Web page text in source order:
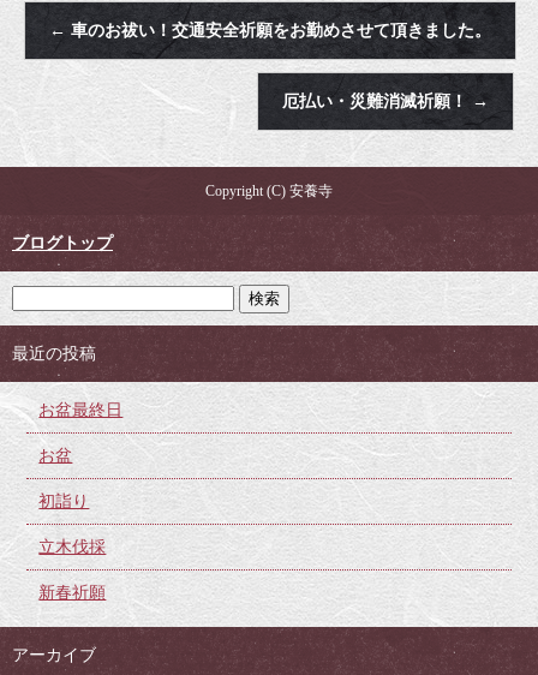
← 車のお祓い！交通安全祈願をお勤めさせて頂きました。
厄払い・災難消滅祈願！ →
Copyright (C) 安養寺
ブログトップ
最近の投稿
お盆最終日
お盆
初詣り
立木伐採
新春祈願
アーカイブ